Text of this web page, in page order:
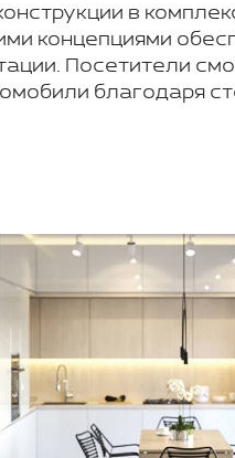
в
концепциями
Посетители
благодаря